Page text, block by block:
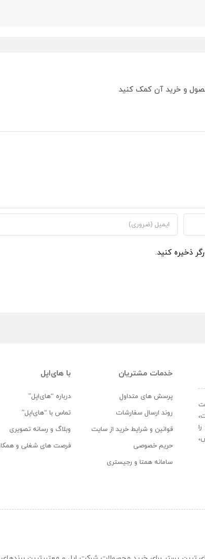
و خرید آن کمک کنید
ذخیره کنید.
خدمات مشتریان
پرسش های متداول
روند ارسال سفارشات
قوانین و شرایط خرید از سایت
حریم خصوصی
سامانه همتا و رجیستری
با های‌اپل
درباره “های‌اپل”
تماس با “های‌اپل”
وبلاگ و رسانه تصویری
فرصت های شغلی و